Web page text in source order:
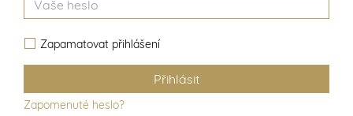
Zapamatovat přihlášení
Zapomenuté heslo?